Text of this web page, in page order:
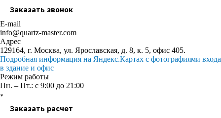
Заказать звонок
E-mail
info@quartz-master.com
Адрес
129164, г. Москва, ул. Ярославская, д. 8, к. 5, офис 405.
Подробная информация на Яндекс.Картах с фотографиями входа
в здание и офис
Режим работы
Пн. – Пт.: с 9:00 до 21:00
Заказать расчет